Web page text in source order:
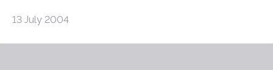
13 July 2004